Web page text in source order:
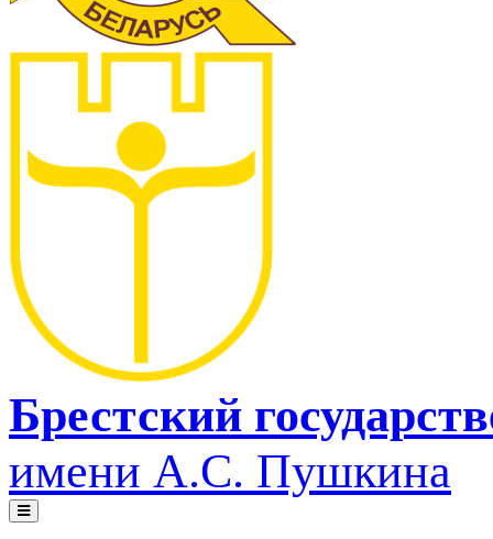
Брестский
имени А.С. Пушкина